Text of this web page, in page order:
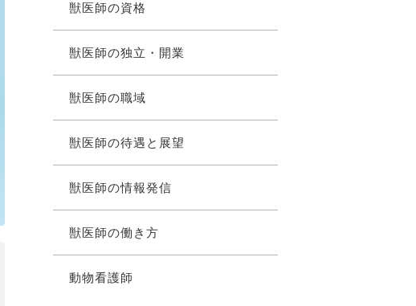
獣医師の資格
獣医師の独立・開業
獣医師の職域
獣医師の待遇と展望
獣医師の情報発信
獣医師の働き方
動物看護師